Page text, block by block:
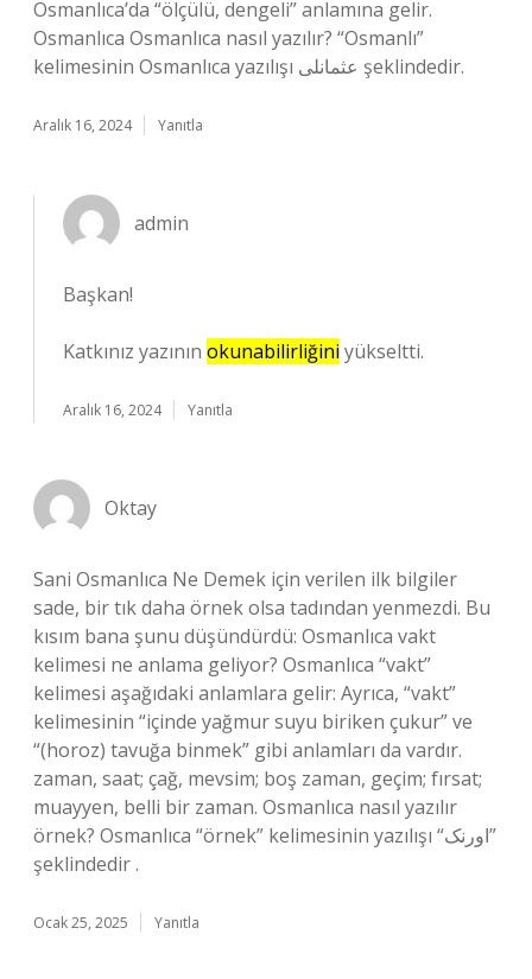
Osmanlıca’da “ölçülü, dengeli” anlamına gelir.
Osmanlıca Osmanlıca nasıl yazılır? “Osmanlı”
kelimesinin Osmanlıca yazılışı عثمانلی şeklindedir.
Aralık 16, 2024 Yanıtla
admin
Başkan!
Katkınız yazının okunabilirliğini yükseltti.
Aralık 16, 2024 Yanıtla
Oktay
Sani Osmanlıca Ne Demek için verilen ilk bilgiler
sade, bir tık daha örnek olsa tadından yenmezdi. Bu
kısım bana şunu düşündürdü: Osmanlıca vakt
kelimesi ne anlama geliyor? Osmanlıca “vakt”
kelimesi aşağıdaki anlamlara gelir: Ayrıca, “vakt”
kelimesinin “içinde yağmur suyu biriken çukur” ve
“(horoz) tavuğa binmek” gibi anlamları da vardır.
zaman, saat; çağ, mevsim; boş zaman, geçim; fırsat;
muayyen, belli bir zaman. Osmanlıca nasıl yazılır
örnek? Osmanlıca “örnek” kelimesinin yazılışı “اورنک”
şeklindedir .
Ocak 25, 2025 Yanıtla